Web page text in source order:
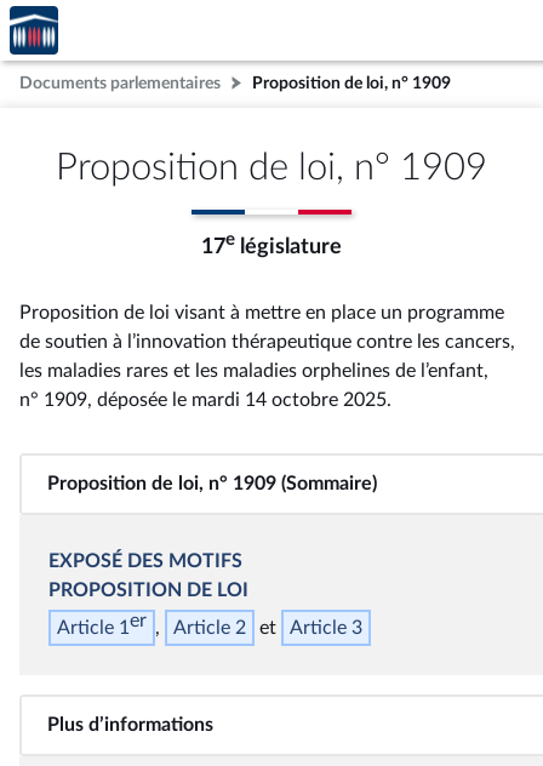
Aller au contenu
Aller en bas de la page
Accèder
à la
page
d'accueil
Documents parlementaires Proposition de loi, n° 1909
Proposition de loi, n° 1909
17e législature
Proposition de loi visant à mettre en place un programme
de soutien à l’innovation thérapeutique contre les cancers,
les maladies rares et les maladies orphelines de l’enfant,
n° 1909, déposée le mardi 14 octobre 2025.
Proposition de loi, n° 1909 (Sommaire)
EXPOSÉ DES MOTIFS
PROPOSITION DE LOI
Article 1er Article 2 Article 3
Plus d’informations